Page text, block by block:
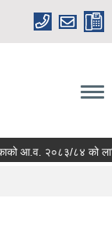
आ.व. २०८३/८४ को लागि